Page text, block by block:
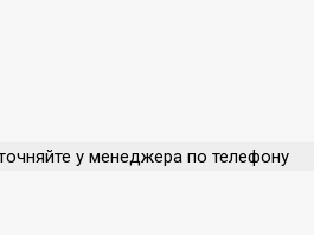
у менеджера по телефону